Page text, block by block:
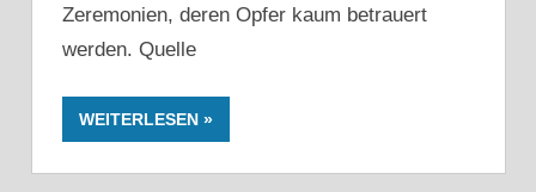
Zeremonien, deren Opfer kaum betrauert
werden. Quelle
WEITERLESEN